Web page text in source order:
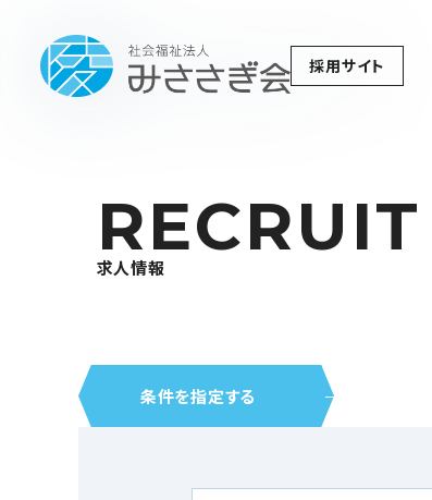
RECRUIT
求人情報
採用サイト
条件を指定する